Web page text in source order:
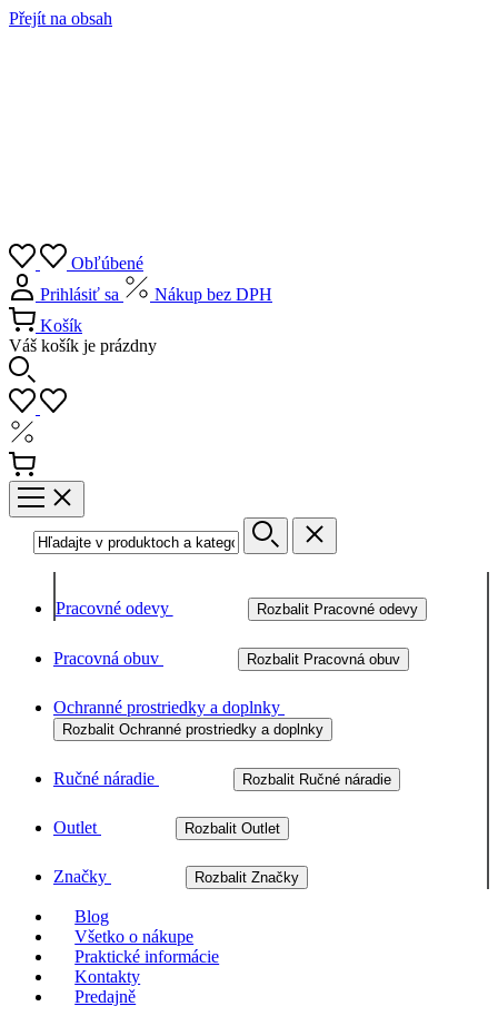
Přejít na obsah
Obľúbené
Prihlásiť sa
Nákup bez DPH
Košík
Váš košík je prázdny
Pracovné odevy Rozbalit Pracovné odevy
Pracovná obuv Rozbalit Pracovná obuv
Ochranné prostriedky a doplnky
Rozbalit Ochranné prostriedky a doplnky
Ručné náradie Rozbalit Ručné náradie
Outlet Rozbalit Outlet
Značky Rozbalit Značky
Blog
Všetko o nákupe
Praktické informácie
Kontakty
Predajně